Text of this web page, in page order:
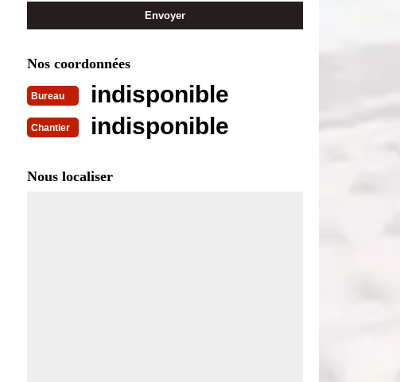
Nos coordonnées
Bureau indisponible
Chantier indisponible
Nous localiser